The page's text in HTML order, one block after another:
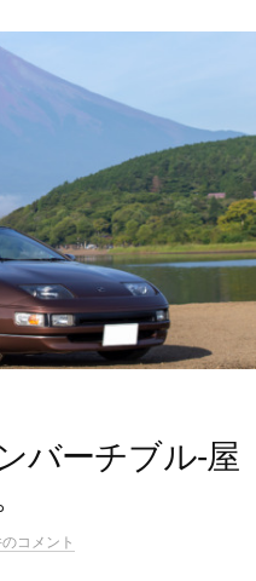
バーチブル-屋
コメント